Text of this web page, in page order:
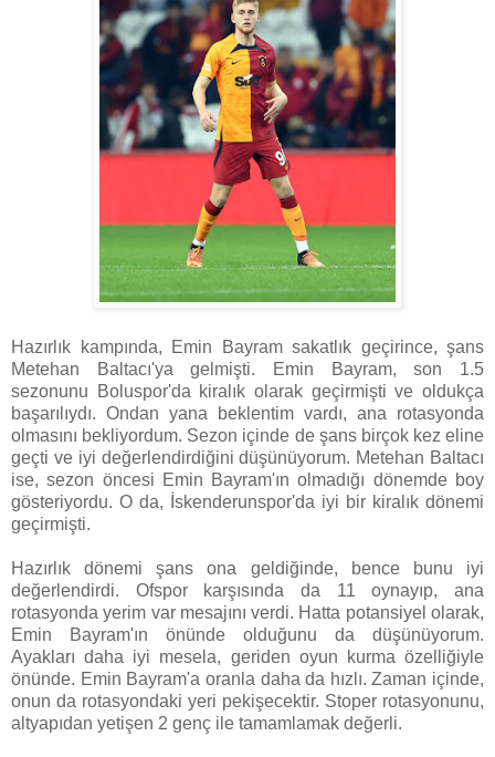
Hazırlık kampında, Emin Bayram sakatlık geçirince, şans
Metehan Baltacı'ya gelmişti. Emin Bayram, son 1.5
sezonunu Boluspor'da kiralık olarak geçirmişti ve oldukça
başarılıydı. Ondan yana beklentim vardı, ana rotasyonda
olmasını bekliyordum. Sezon içinde de şans birçok kez eline
geçti ve iyi değerlendirdiğini düşünüyorum. Metehan Baltacı
ise, sezon öncesi Emin Bayram'ın olmadığı dönemde boy
gösteriyordu. O da, İskenderunspor'da iyi bir kiralık dönemi
geçirmişti.
Hazırlık dönemi şans ona geldiğinde, bence bunu iyi
değerlendirdi. Ofspor karşısında da 11 oynayıp, ana
rotasyonda yerim var mesajını verdi. Hatta potansiyel olarak,
Emin Bayram'ın önünde olduğunu da düşünüyorum.
Ayakları daha iyi mesela, geriden oyun kurma özelliğiyle
önünde. Emin Bayram'a oranla daha da hızlı. Zaman içinde,
onun da rotasyondaki yeri pekişecektir. Stoper rotasyonunu,
altyapıdan yetişen 2 genç ile tamamlamak değerli.